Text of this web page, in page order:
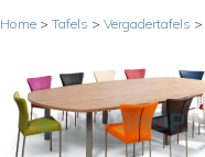
Home > Tafels > Vergadertafels >